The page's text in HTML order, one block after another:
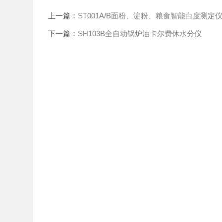
上一篇： ST001A/B面粉、淀粉、粮食智能白度测定
下一篇： SH103B全自动锅炉油卡尔费休水分仪